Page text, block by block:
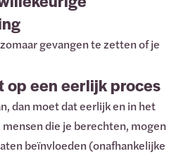
gevangen te zetten of je
op een eerlijk proces
dan moet dat eerlijk en in het
die je berechten, mogen
beïnvloeden (onafhankelijke